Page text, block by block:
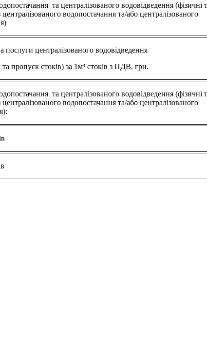
та централізованого водовідведення (фізичні
водопостачання та/або централізованого
послуги централізованого водовідведення
та пропуск стоків) за 1м³ стоків з ПДВ, грн.
та централізованого водовідведення (фізичні
водопостачання та/або централізованого